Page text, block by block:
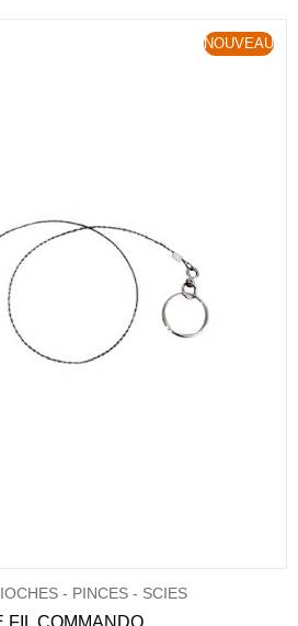
NOUVEAU
- PINCES - SCIES
FIL COMMANDO